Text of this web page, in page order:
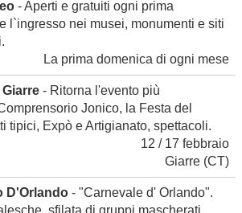
- Aperti e gratuiti ogni prima
l`ingresso nei musei, monumenti e siti
La prima domenica di ogni mese
- Ritorna l'evento più
Jonico, la Festa del
tipici, Expò e Artigianato, spettacoli.
12 / 17 febbraio
Giarre (CT)
D'Orlando - "Carnevale d' Orlando".
sfilata di gruppi mascherati.